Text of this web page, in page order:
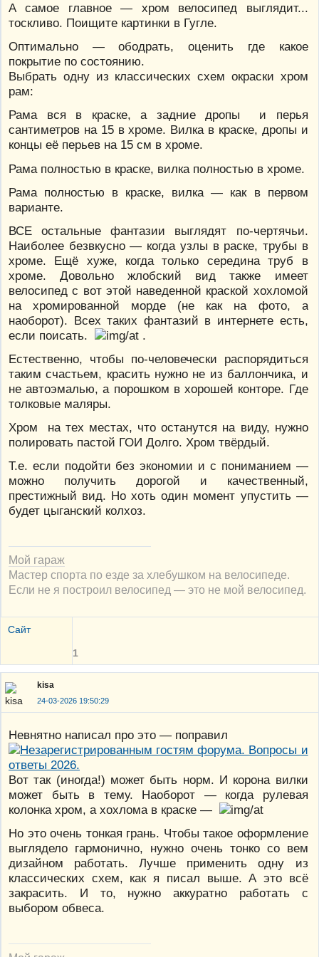
А самое главное — хром велосипед выглядит...
тоскливо. Поищите картинки в Гугле.
Оптимально — ободрать, оценить где какое
покрытие по состоянию.
Выбрать одну из классических схем окраски хром
рам:
Рама вся в краске, а задние дропы и перья
сантиметров на 15 в хроме. Вилка в краске, дропы и
концы её перьев на 15 см в хроме.
Рама полностью в краске, вилка полностью в хроме.
Рама полностью в краске, вилка — как в первом
варианте.
ВСЕ остальные фантазии выглядят по-чертячьи.
Наиболее безвкусно — когда узлы в раске, трубы в
хроме. Ещё хуже, когда только середина труб в
хроме. Довольно жлобский вид также имеет
велосипед с вот этой наведенной краской хохломой
на хромированной морде (не как на фото, а
наоборот). Всех таких фантазий в интернете есть,
если поисать.
.
Естественно, чтобы по-человечески распорядиться
таким счастьем, красить нужно не из баллончика, и
не автоэмалью, а порошком в хорошей конторе. Где
толковые маляры.
Хром на тех местах, что останутся на виду, нужно
полировать пастой ГОИ Долго. Хром твёрдый.
Т.е. если подойти без экономии и с пониманием —
можно получить дорогой и качественный,
престижный вид. Но хоть один момент упустить —
будет цыганский колхоз.
Мой гараж
Мастер спорта по езде за хлебушком на велосипеде.
Если не я построил велосипед — это не мой велосипед.
Сайт
1
kisa
24-03-2026 19:50:29
Невнятно написал про это — поправил
Вот так (иногда!) может быть норм. И корона вилки
может быть в тему. Наоборот — когда рулевая
колонка хром, а хохлома в краске —
Но это очень тонкая грань. Чтобы такое оформление
выглядело гармонично, нужно очень тонко со вем
дизайном работать. Лучше применить одну из
классических схем, как я писал выше. А это всё
закрасить. И то, нужно аккуратно работать с
выбором обвеса.